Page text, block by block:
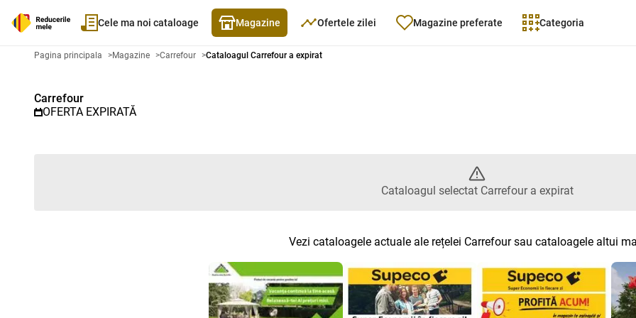
Cele ma noi cataloage Magazine Ofertele zilei Magazine preferate Categoria
Catalog promoțional Carrefour - Catalogul selectat Carrefour a
Pagina principala >Magazine >Carrefour >Cataloagul Carrefour a expirat
Carrefour
OFERTA EXPIRATĂ
Cataloagul selectat Carrefour a expirat
Vezi cataloagele actuale ale rețelei Carrefour sau cataloagele altui